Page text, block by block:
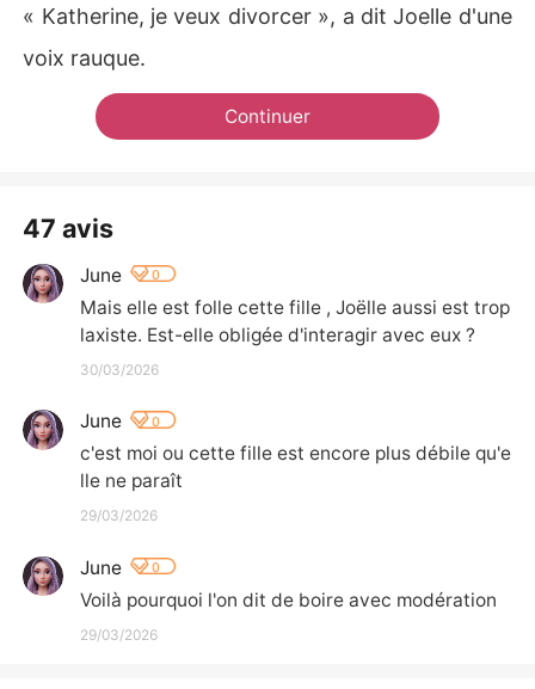
« Katherine, je veux divorcer », a dit Joelle d'une
voix rauque.
Continuer
47 avis
June 0
Mais elle est folle cette fille , Joëlle aussi est trop
laxiste. Est-elle obligée d'interagir avec eux ?
30/03/2026
June 0
c'est moi ou cette fille est encore plus débile qu'e
lle ne paraît
29/03/2026
June 0
Voilà pourquoi l'on dit de boire avec modération
29/03/2026